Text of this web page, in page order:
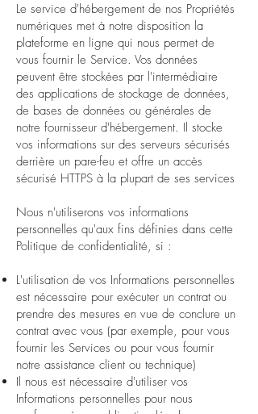
Le service d'hébergement de nos Propriétés
numériques met à notre disposition la
plateforme en ligne qui nous permet de
vous fournir le Service. Vos données
peuvent être stockées par l'intermédiaire
des applications de stockage de données,
de bases de données ou générales de
notre fournisseur d'hébergement. Il stocke
vos informations sur des serveurs sécurisés
derrière un pare-feu et offre un accès
sécurisé HTTPS à la plupart de ses services
Nous n'utiliserons vos informations
personnelles qu'aux fins définies dans cette
Politique de confidentialité, si :
L'utilisation de vos Informations personnelles
est nécessaire pour exécuter un contrat ou
prendre des mesures en vue de conclure un
contrat avec vous (par exemple, pour vous
fournir les Services ou pour vous fournir
notre assistance client ou technique)
Il nous est nécessaire d'utiliser vos
Informations personnelles pour nous